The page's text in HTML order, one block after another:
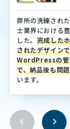
弊所の洗練され
士業界における
した。 完成した
されたデザイン
WordPressの管
で、納品後も問
います。